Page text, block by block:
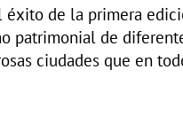
éxito de la primera
patrimonial de
ciudades que en